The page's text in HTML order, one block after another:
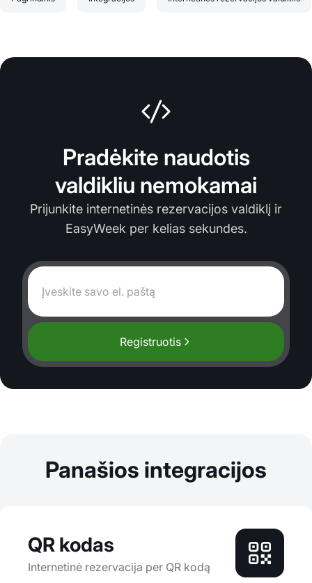
Pradėkite naudotis
valdikliu nemokamai
Prijunkite internetinės rezervacijos valdiklį ir
EasyWeek per kelias sekundes.
Registruotis
Panašios integracijos
QR kodas
Internetinė rezervacija per QR kodą